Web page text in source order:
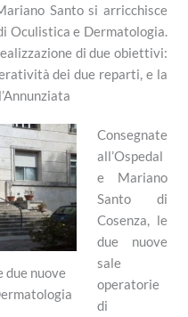
Santo si arricchisce
Oculistica e Dermatologia.
di due obiettivi:
dei due reparti, e la
due nuove
Consegnate
all’Ospedal
e Mariano
Santo di
Cosenza, le
due nuove
sale
operatorie
di